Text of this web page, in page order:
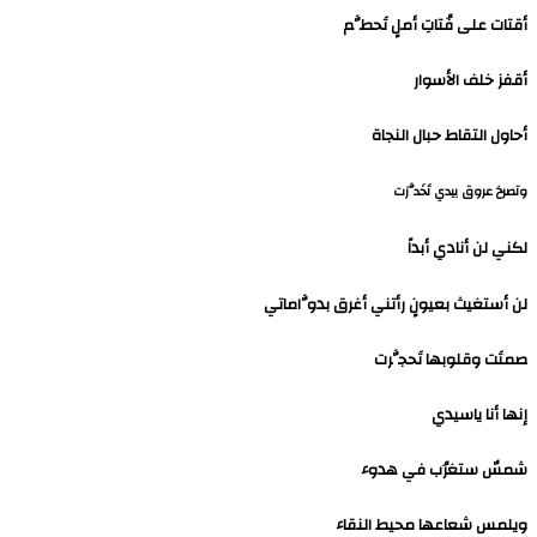
أقتات على فُتاتِ أملٍ تَحطَّم
أقفز خلف الأسوار
أحاول التقاط حبال النجاة
وتصرخ عروق بيدي تَخَدَّرَت
لكني لن أنادي أبداً
لن أستغيث بعيونٍ رأتني أغرق بدوَّاماتي
صمتَت وقلوبها تَحجَّرت
إنها أنا ياسيدي
شمسٌ ستغرُب في هدوء
ويلمس شعاعها محيط النقاء